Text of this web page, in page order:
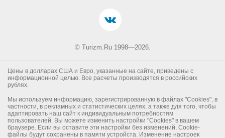
© Turizm.Ru 1998—2026.
Цены в долларах США и Евро, указанные на сайте, приведены с
информационной целью. Все расчеты производятся в российских
рублях.
Мы используем информацию, зарегистрированную в файлах "Cookies", в
частности, в рекламных и статистических целях, а также для того, чтобы
адаптировать наш сайт к индивидуальным потребностям
пользователей. Вы можете изменить настройки "Cookies" в вашем
браузере. Если вы оставите эти настройки без изменений, Cookie-
файлы будут сохранены в памяти устройста. Изменение настроек